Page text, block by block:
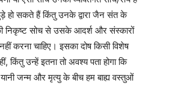
जुड़े हो सकते हैं किंतु उनके द्वारा जैन संत के
की निकृष्ट सोच से उसके आदर्श और संस्कारों
करना चाहिए। इसका दोष किसी विशेष
किंतु उन्हें इतना तो अवश्य पता होगा कि
यानी जन्म और मृत्यु के बीच हम बाह्य वस्तुओं